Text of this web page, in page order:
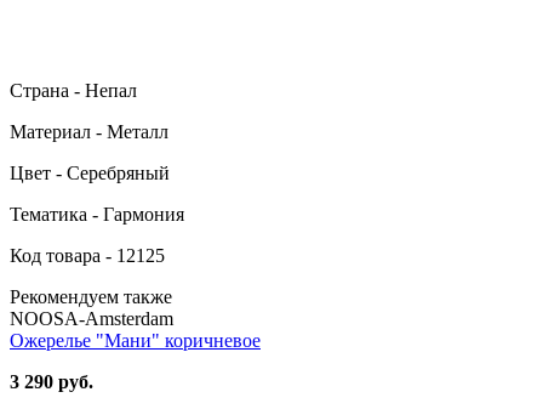
Страна - Непал
Материал - Металл
Цвет - Серебряный
Тематика - Гармония
Код товара - 12125
Рекомендуем также
NOOSA-Amsterdam
Ожерелье "Мани" коричневое
3 290 руб.